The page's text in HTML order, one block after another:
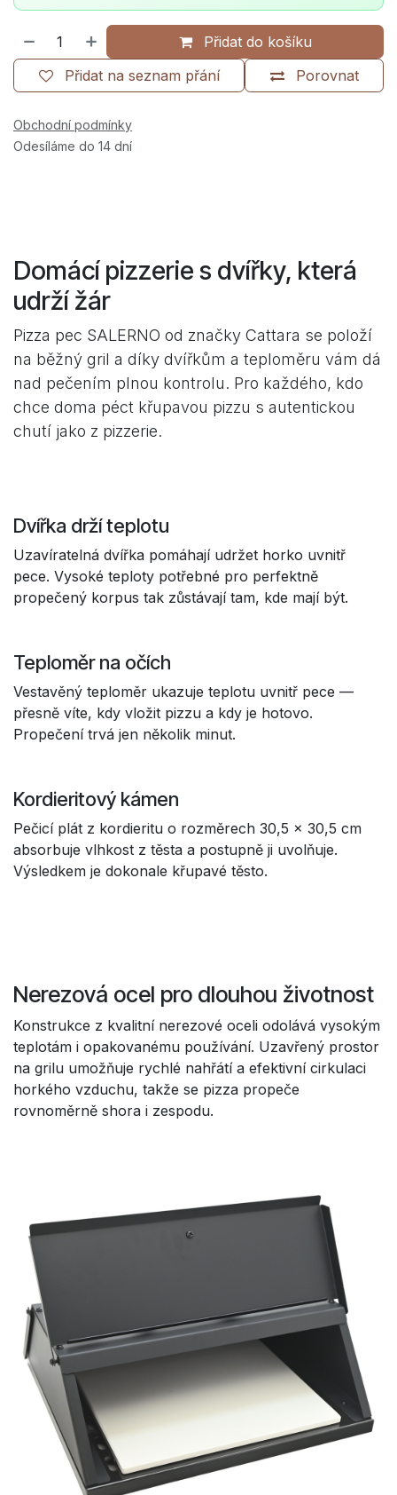
Přidat do košíku
Porovnat
Přidat na seznam přání
Obchodní podmínky
Odesíláme do 14 dní
Domácí pizzerie s dvířky, která
udrží žár
Pizza pec SALERNO od značky Cattara se položí
na běžný gril a díky dvířkům a teploměru vám dá
nad pečením plnou kontrolu. Pro každého, kdo
chce doma péct křupavou pizzu s autentickou
chutí jako z pizzerie.
Dvířka drží teplotu
Uzavíratelná dvířka pomáhají udržet horko uvnitř
pece. Vysoké teploty potřebné pro perfektně
propečený korpus tak zůstávají tam, kde mají být.
Teploměr na očích
Vestavěný teploměr ukazuje teplotu uvnitř pece —
přesně víte, kdy vložit pizzu a kdy je hotovo.
Propečení trvá jen několik minut.
Kordieritový kámen
Pečicí plát z kordieritu o rozměrech 30,5 x 30,5 cm
absorbuje vlhkost z těsta a postupně ji uvolňuje.
Výsledkem je dokonale křupavé těsto.
Nerezová ocel pro dlouhou životnost
Konstrukce z kvalitní nerezové oceli odolává vysokým
teplotám i opakovanému používání. Uzavřený prostor
na grilu umožňuje rychlé nahřátí a efektivní cirkulaci
horkého vzduchu, takže se pizza propeče
rovnoměrně shora i zespodu.